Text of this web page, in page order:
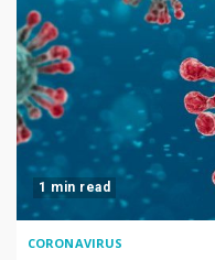
1 min read
CORONAVIRUS